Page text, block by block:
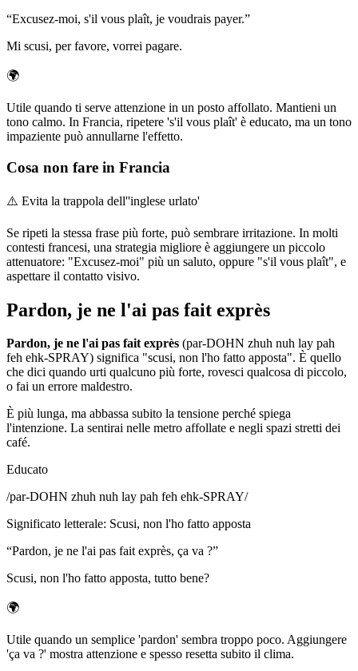
“Excusez-moi, s'il vous plaît, je voudrais payer.”
Mi scusi, per favore, vorrei pagare.
🌍
Utile quando ti serve attenzione in un posto affollato. Mantieni un
tono calmo. In Francia, ripetere 's'il vous plaît' è educato, ma un tono
impaziente può annullarne l'effetto.
Cosa non fare in Francia
⚠️ Evita la trappola dell''inglese urlato'
Se ripeti la stessa frase più forte, può sembrare irritazione. In molti
contesti francesi, una strategia migliore è aggiungere un piccolo
attenuatore: "Excusez-moi" più un saluto, oppure "s'il vous plaît", e
aspettare il contatto visivo.
Pardon, je ne l'ai pas fait exprès
Pardon, je ne l'ai pas fait exprès (par-DOHN zhuh nuh lay pah
feh ehk-SPRAY) significa "scusi, non l'ho fatto apposta". È quello
che dici quando urti qualcuno più forte, rovesci qualcosa di piccolo,
o fai un errore maldestro.
È più lunga, ma abbassa subito la tensione perché spiega
l'intenzione. La sentirai nelle metro affollate e negli spazi stretti dei
café.
Educato
/par-DOHN zhuh nuh lay pah feh ehk-SPRAY/
Significato letterale: Scusi, non l'ho fatto apposta
“Pardon, je ne l'ai pas fait exprès, ça va ?”
Scusi, non l'ho fatto apposta, tutto bene?
🌍
Utile quando un semplice 'pardon' sembra troppo poco. Aggiungere
'ça va ?' mostra attenzione e spesso resetta subito il clima.